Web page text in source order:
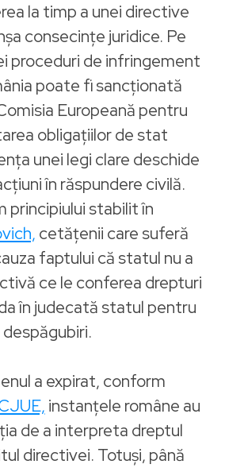
la timp a unei directive
consecințe juridice. Pe
proceduri de infringement
poate fi sancționată
Europeană pentru
obligațiilor de stat
unei legi clare deschide
în răspundere civilă.
principiului stabilit în
cetățenii care suferă
faptului că statul nu a
ce le conferea drepturi
în judecată statul pentru
despăgubiri.
a expirat, conform
instanțele române au
de a interpreta dreptul
directivei. Totuși, până